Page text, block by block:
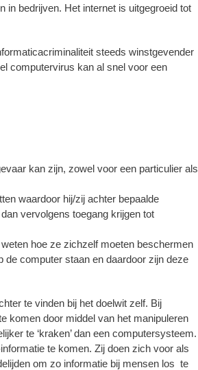
in bedrijven. Het internet is uitgegroeid tot
steeds winstgevender
computervirus kan al snel voor een
kan zijn, zowel voor een particulier als
waardoor hij/zij achter bepaalde
vervolgens toegang krijgen tot
hoe ze zichzelf moeten beschermen
de computer staan en daardoor zijn deze
te vinden bij het doelwit zelf. Bij
komen door middel van het manipuleren
te ‘kraken’ dan een computersysteem.
te komen. Zij doen zich voor als
om zo informatie bij mensen los te